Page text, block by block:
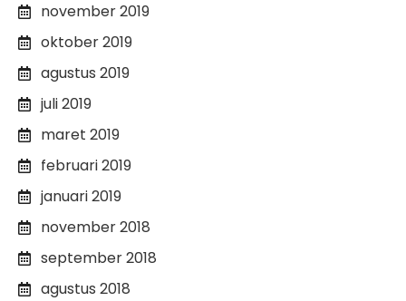
november 2019
oktober 2019
agustus 2019
juli 2019
maret 2019
februari 2019
januari 2019
november 2018
september 2018
agustus 2018